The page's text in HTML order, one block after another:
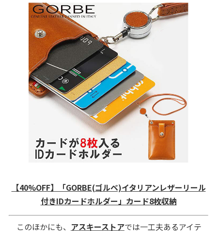
【40%OFF】「GORBE(ゴルベ)イタリアンレザーリール
付きIDカードホルダー」カード8枚収納
このほかにも、 アスキーストアでは一工夫あるアイテ